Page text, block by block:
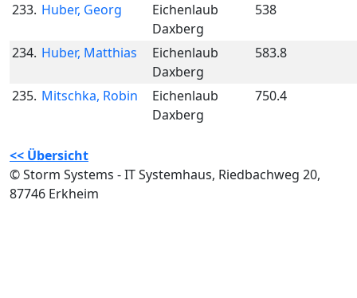
233. Huber, Georg
Eichenlaub
Daxberg
538
234. Huber, Matthias
Eichenlaub
Daxberg
583.8
235. Mitschka, Robin
Eichenlaub
Daxberg
750.4
<< Übersicht
© Storm Systems - IT Systemhaus, Riedbachweg 20,
87746 Erkheim